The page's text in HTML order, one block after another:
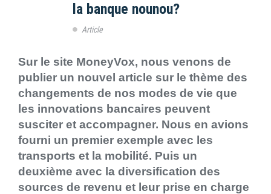
la banque nounou?
Article
Sur le site MoneyVox, nous venons de
publier un nouvel article sur le thème des
changements de nos modes de vie que
les innovations bancaires peuvent
susciter et accompagner. Nous en avions
fourni un premier exemple avec les
transports et la mobilité. Puis un
deuxième avec la diversification des
sources de revenu et leur prise en charge